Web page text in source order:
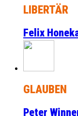
LIBERTÄR
Felix
GLAUBEN
Peter